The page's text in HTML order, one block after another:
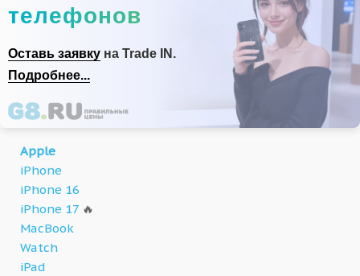
телефонов
Оставь заявку на Trade IN.
Подробнее...
Apple
iPhone
iPhone 16
iPhone 17 🔥
MacBook
Watch
iPad